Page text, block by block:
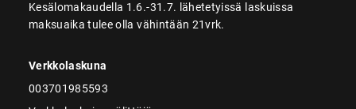
Kesälomakaudella 1.6.-31.7. lähetetyissä laskuissa
maksuaika tulee olla vähintään 21vrk.
Verkkolaskuna
003701985593